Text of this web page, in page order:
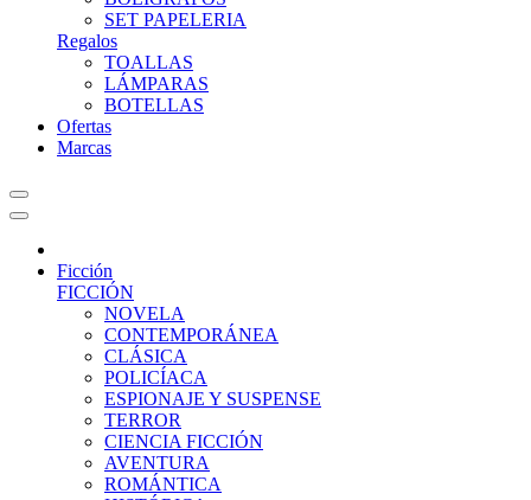
SET PAPELERIA
Regalos
TOALLAS
LÁMPARAS
BOTELLAS
Ofertas
Marcas
Ficción
FICCIÓN
NOVELA
CONTEMPORÁNEA
CLÁSICA
POLICÍACA
ESPIONAJE Y SUSPENSE
TERROR
CIENCIA FICCIÓN
AVENTURA
ROMÁNTICA